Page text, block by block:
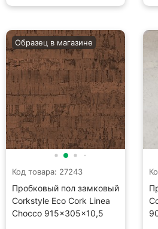
Код товара: 27243
Пробковый пол замковый
Corkstyle Eco Cork Linea
Chocco 915×305×10,5
Образец в магазине